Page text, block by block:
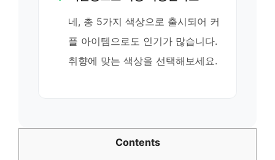
네, 총 5가지 색상으로 출시되어 커
플 아이템으로도 인기가 많습니다.
취향에 맞는 색상을 선택해보세요.
Contents